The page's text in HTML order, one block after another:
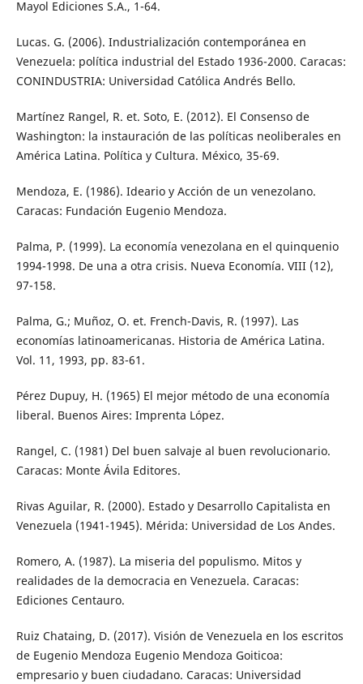
Mayol Ediciones S.A., 1-64.
Lucas. G. (2006). Industrialización contemporánea en
Venezuela: política industrial del Estado 1936-2000. Caracas:
CONINDUSTRIA: Universidad Católica Andrés Bello.
Martínez Rangel, R. et. Soto, E. (2012). El Consenso de
Washington: la instauración de las políticas neoliberales en
América Latina. Política y Cultura. México, 35-69.
Mendoza, E. (1986). Ideario y Acción de un venezolano.
Caracas: Fundación Eugenio Mendoza.
Palma, P. (1999). La economía venezolana en el quinquenio
1994-1998. De una a otra crisis. Nueva Economía. VIII (12),
97-158.
Palma, G.; Muñoz, O. et. French-Davis, R. (1997). Las
economías latinoamericanas. Historia de América Latina.
Vol. 11, 1993, pp. 83-61.
Pérez Dupuy, H. (1965) El mejor método de una economía
liberal. Buenos Aires: Imprenta López.
Rangel, C. (1981) Del buen salvaje al buen revolucionario.
Caracas: Monte Ávila Editores.
Rivas Aguilar, R. (2000). Estado y Desarrollo Capitalista en
Venezuela (1941-1945). Mérida: Universidad de Los Andes.
Romero, A. (1987). La miseria del populismo. Mitos y
realidades de la democracia en Venezuela. Caracas:
Ediciones Centauro.
Ruiz Chataing, D. (2017). Visión de Venezuela en los escritos
de Eugenio Mendoza Eugenio Mendoza Goiticoa:
empresario y buen ciudadano. Caracas: Universidad